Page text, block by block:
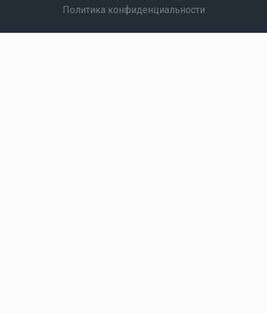
Политика конфиденциальности